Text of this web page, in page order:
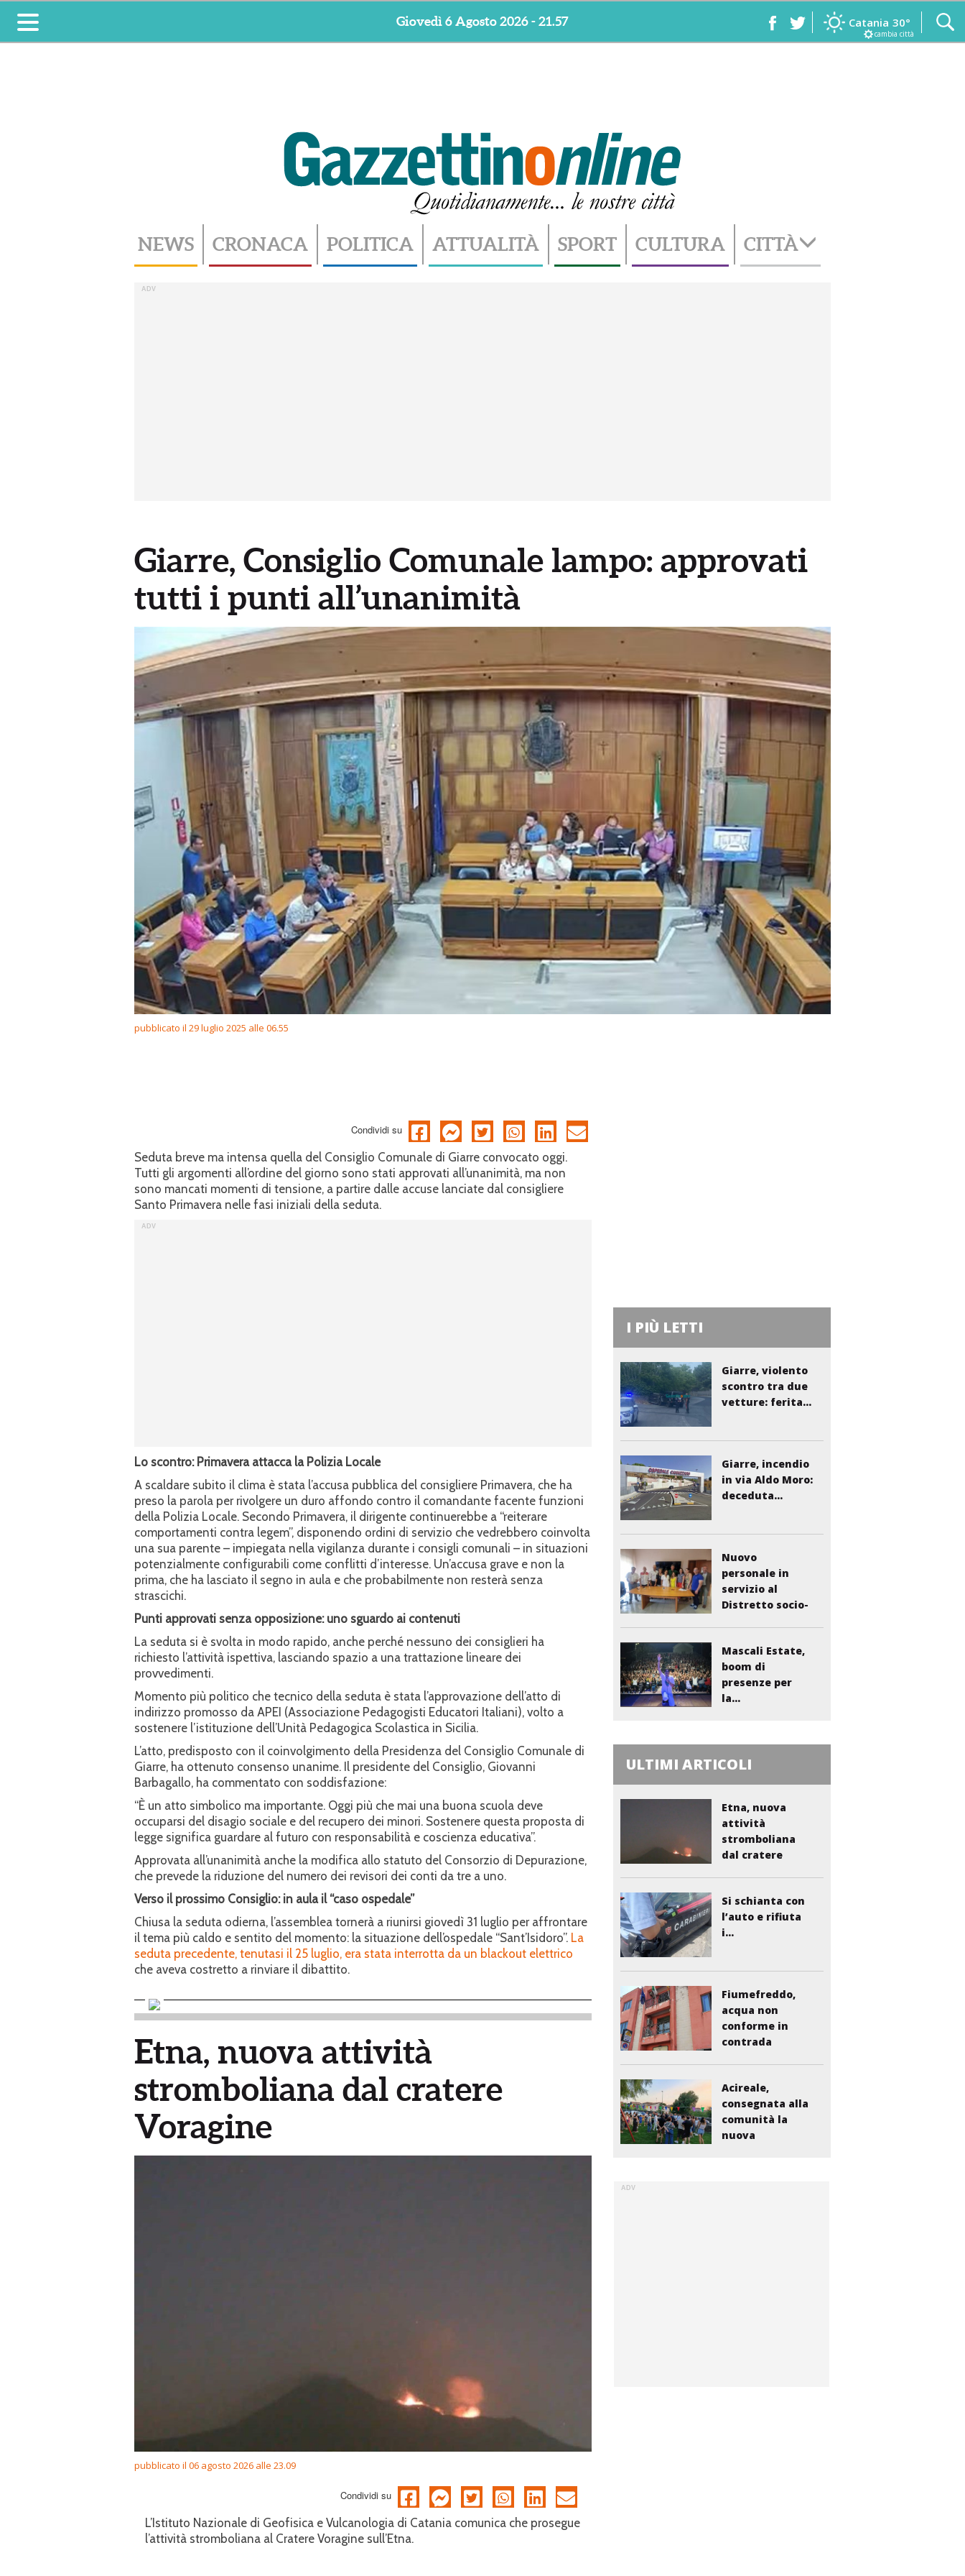
Toggle
navigation
Giovedì 6 Agosto 2026 - 21.57 Catania 30°
cambia città
NEWS CRONACA POLITICA ATTUALITÀ SPORT CULTURA CITTÀ
Giarre, Consiglio Comunale lampo: approvati
tutti i punti all’unanimità
pubblicato il 29 luglio 2025 alle 06.55
Condividi su
Seduta breve ma intensa quella del Consiglio Comunale di Giarre convocato oggi.
Tutti gli argomenti all’ordine del giorno sono stati approvati all’unanimità, ma non
sono mancati momenti di tensione, a partire dalle accuse lanciate dal consigliere
Santo Primavera nelle fasi iniziali della seduta.
Lo scontro: Primavera attacca la Polizia Locale
A scaldare subito il clima è stata l’accusa pubblica del consigliere Primavera, che ha
preso la parola per rivolgere un duro affondo contro il comandante facente funzioni
della Polizia Locale. Secondo Primavera, il dirigente continuerebbe a “reiterare
comportamenti contra legem”, disponendo ordini di servizio che vedrebbero coinvolta
una sua parente – impiegata nella vigilanza durante i consigli comunali – in situazioni
potenzialmente configurabili come conflitti d’interesse. Un’accusa grave e non la
prima, che ha lasciato il segno in aula e che probabilmente non resterà senza
strascichi.
Punti approvati senza opposizione: uno sguardo ai contenuti
La seduta si è svolta in modo rapido, anche perché nessuno dei consiglieri ha
richiesto l’attività ispettiva, lasciando spazio a una trattazione lineare dei
provvedimenti.
Momento più politico che tecnico della seduta è stata l’approvazione dell’atto di
indirizzo promosso da APEI (Associazione Pedagogisti Educatori Italiani), volto a
sostenere l’istituzione dell’Unità Pedagogica Scolastica in Sicilia.
L’atto, predisposto con il coinvolgimento della Presidenza del Consiglio Comunale di
Giarre, ha ottenuto consenso unanime. Il presidente del Consiglio, Giovanni
Barbagallo, ha commentato con soddisfazione:
“È un atto simbolico ma importante. Oggi più che mai una buona scuola deve
occuparsi del disagio sociale e del recupero dei minori. Sostenere questa proposta di
legge significa guardare al futuro con responsabilità e coscienza educativa”.
Approvata all’unanimità anche la modifica allo statuto del Consorzio di Depurazione,
che prevede la riduzione del numero dei revisori dei conti da tre a uno.
Verso il prossimo Consiglio: in aula il “caso ospedale”
Chiusa la seduta odierna, l’assemblea tornerà a riunirsi giovedì 31 luglio per affrontare
il tema più caldo e sentito del momento: la situazione dell’ospedale “Sant’Isidoro”. La
seduta precedente, tenutasi il 25 luglio, era stata interrotta da un blackout elettrico
che aveva costretto a rinviare il dibattito.
Etna, nuova attività
stromboliana dal cratere
Voragine
pubblicato il 06 agosto 2026 alle 23.09
Condividi su
L’Istituto Nazionale di Geofisica e Vulcanologia di Catania comunica che prosegue
l’attività stromboliana al Cratere Voragine sull’Etna.
I PIÙ LETTI
Giarre, violento
scontro tra due
vetture: ferita...
Giarre, incendio
in via Aldo Moro:
deceduta...
Nuovo
personale in
servizio al
Distretto socio-
Mascali Estate,
boom di
presenze per
la...
ULTIMI ARTICOLI
Etna, nuova
attività
stromboliana
dal cratere
Si schianta con
l’auto e rifiuta
i...
Fiumefreddo,
acqua non
conforme in
contrada
Acireale,
consegnata alla
comunità la
nuova